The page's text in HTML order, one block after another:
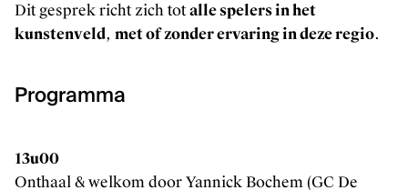
Dit gesprek richt zich totalle spelers in het
kunstenveld, met of zonder ervaring in deze regio.
Programma
13u00
Onthaal & welkom door Yannick Bochem (GC De